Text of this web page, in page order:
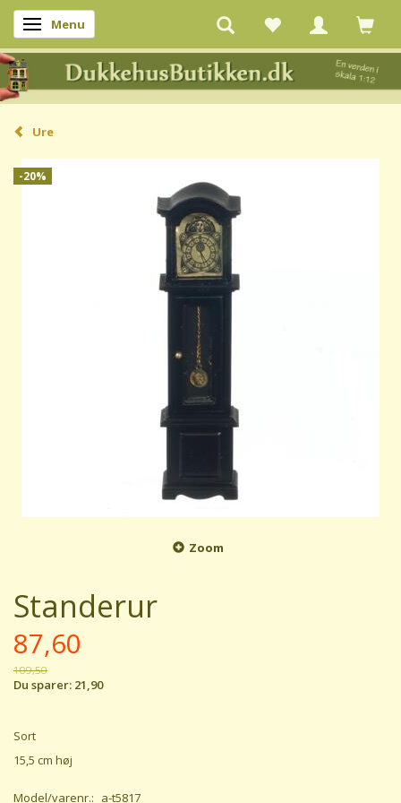
Skifte navigation
Menu
Ure
-20%
Zoom
Standerur
87,60
109,50
Du sparer: 21,90
Sort
15,5 cm høj
Model/varenr.: a-t5817